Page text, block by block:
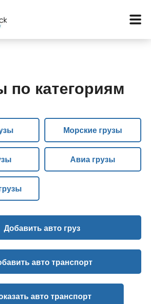
по категориям
Морские грузы
Авиа грузы
Добавить авто груз
авто транспорт
авто транспорт